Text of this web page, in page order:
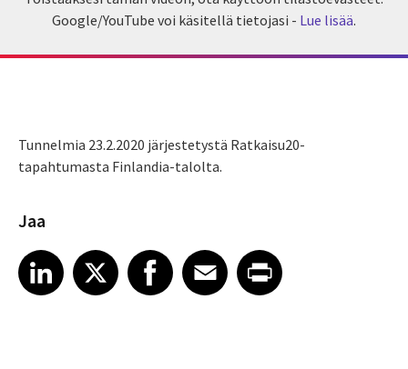
Google/YouTube voi käsitellä tietojasi - Lue lisää.
Tunnelmia 23.2.2020 järjestetystä Ratkaisu20-
tapahtumasta Finlandia-talolta.
Jaa
Share article on LinkedIn
LinkedIn
Share article on XShare article on Facebook
Facebook
Share article on Email
EmailShare article on Print